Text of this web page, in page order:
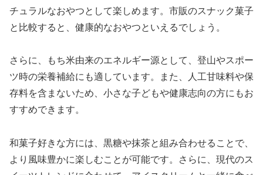
チュラルなおやつとして楽しめます。市販のスナック菓子
と比較すると、健康的なおやつといえるでしょう。
さらに、もち米由来のエネルギー源として、登山やスポー
ツ時の栄養補給にも適しています。また、人工甘味料や保
存料を含まないため、小さな子どもや健康志向の方にもお
すすめできます。
和菓子好きな方には、黒糖や抹茶と組み合わせることで、
より風味豊かに楽しむことが可能です。さらに、現代のス